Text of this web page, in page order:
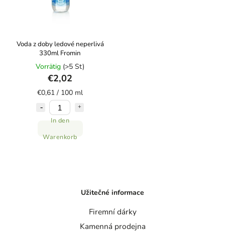
Voda z doby ledové neperlivá
330ml Fromin
Vorrätig (>5 St)
€2,02
€0,61 / 100 ml
In den
Warenkorb
Užitečné informace
Firemní dárky
Kamenná prodejna